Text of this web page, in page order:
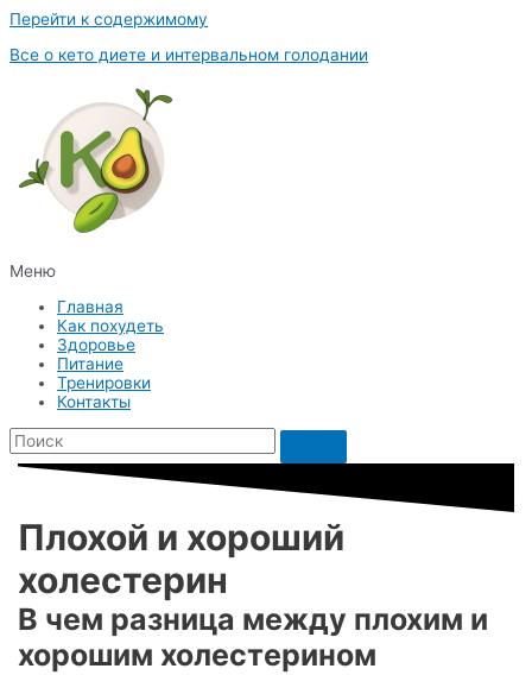
Перейти к содержимому
Все о кето диете и интервальном голодании
Меню
Главная
Как похудеть
Здоровье
Питание
Тренировки
Контакты
Плохой и хороший
холестерин
В чем разница между плохим и
хорошим холестерином